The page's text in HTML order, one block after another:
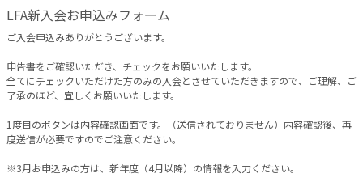
LFA新入会お申込みフォーム
ご入会申込みありがとうございます。
申告書をご確認いただき、チェックをお願いいたします。
全てにチェックいただけた方のみの入会とさせていただきますので、ご理解、ご
了承のほど、宜しくお願いいたします。
1度目のボタンは内容確認画面です。（送信されておりません）内容確認後、再
度送信が必要ですのでご注意ください。
※3月お申込みの方は、新年度（4月以降）の情報を入力ください。